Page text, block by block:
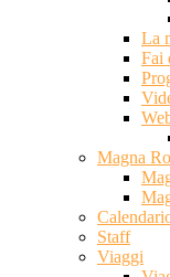
La
Fai
Magna
Staff
Viaggi